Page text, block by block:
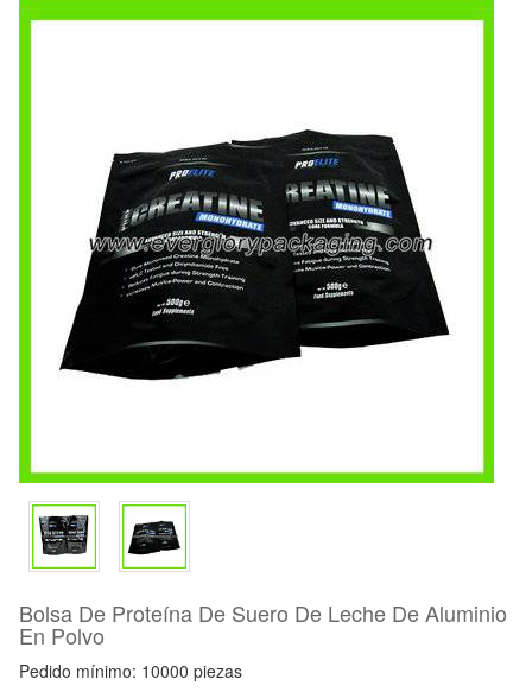
Bolsa De Proteína De Suero De Leche De Aluminio
En Polvo
Pedido mínimo: 10000 piezas